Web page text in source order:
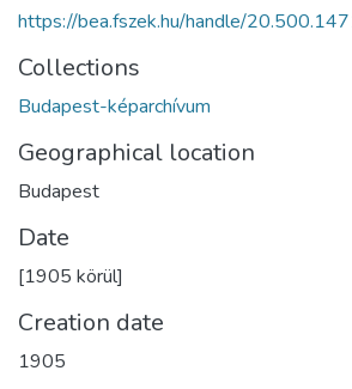
https://bea.fszek.hu/handle/
Collections
Budapest-képarchívum
Geographical location
Budapest
Date
[1905 körül]
Creation date
1905